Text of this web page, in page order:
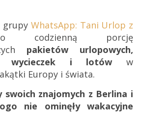
grupy WhatsApp: Tani Urlop z
porcję
pakietów urlopowych,
wycieczek i lotów w
Europy i świata.
swoich znajomych z Berlina i
nie ominęły wakacyjne